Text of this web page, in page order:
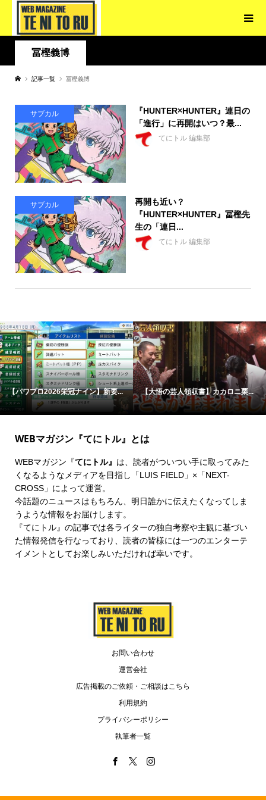
冨樫義博
記事一覧 冨樫義博
サブカル
『HUNTER×HUNTER』連日の
「進行」に再開はいつ？最...
てにトル 編集部
サブカル
再開も近い？
『HUNTER×HUNTER』冨樫先
生の「連日...
てにトル 編集部
【パワプロ2026栄冠ナイン】新要... 【大悟の芸人領収書】カカロニ栗...
WEBマガジン『てにトル』とは
WEBマガジン『てにトル』 は、読者がついつい手に取ってみた
くなるようなメディアを目指し「LUIS FIELD」×「NEXT-
CROSS」によって運営。
今話題のニュースはもちろん、明日誰かに伝えたくなってしま
うような情報をお届けします。
『てにトル』の記事では各ライターの独自考察や主観に基づい
た情報発信を行なっており、読者の皆様には一つのエンターテ
イメントとしてお楽しみいただければ幸いです。
お問い合わせ
運営会社
広告掲載のご依頼・ご相談はこちら
利用規約
プライバシーポリシー
執筆者一覧